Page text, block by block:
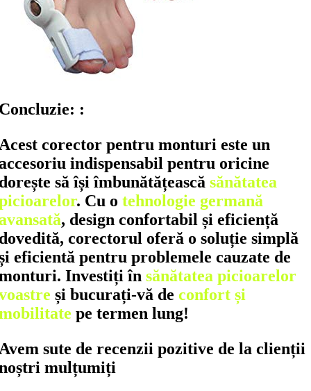
:
corector pentru monturi este un
indispensabil pentru oricine
să își îmbunătățească sănătatea
. Cu o tehnologie germană
, design confortabil și eficiență
corectorul oferă o soluție simplă
eficientă pentru problemele cauzate de
Investiți în sănătatea picioarelor
și bucurați-vă de confort și
pe termen lung!
sute de recenzii pozitive de la clienții
mulțumiți